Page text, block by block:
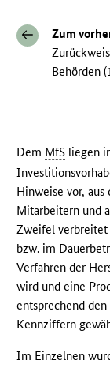
Zum
Behörden
Dem MfS liegen
Hinweise vor,
Mitarbeitern und
Zweifel verbreitet
bzw. im
Verfahren der
wird und eine
entsprechend
Kennziffern
Im Einzelnen